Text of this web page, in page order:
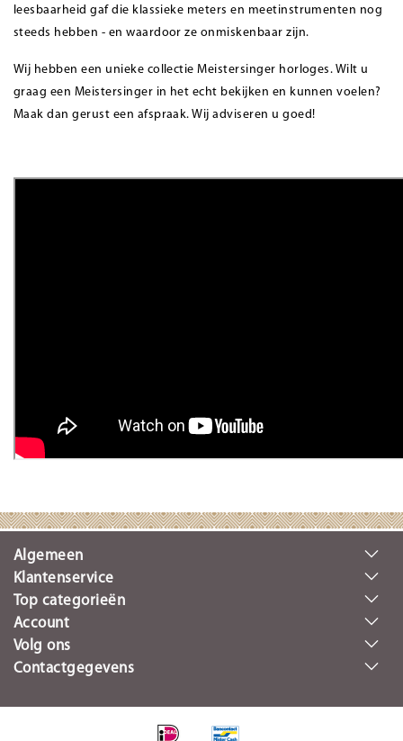
leesbaarheid gaf die klassieke meters en meetinstrumenten nog
steeds hebben - en waardoor ze onmiskenbaar zijn.
Wij hebben een unieke collectie Meistersinger horloges. Wilt u
graag een Meistersinger in het echt bekijken en kunnen voelen?
Maak dan gerust een afspraak. Wij adviseren u goed!
Algemeen
Klantenservice
Top categorieën
Account
Volg ons
Contactgegevens